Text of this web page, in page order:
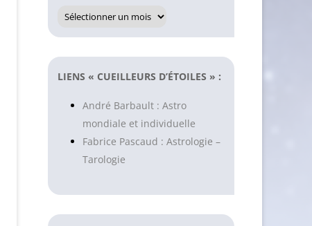
Archives
LIENS « CUEILLEURS D’ÉTOILES » :
André Barbault : Astro
mondiale et individuelle
Fabrice Pascaud : Astrologie –
Tarologie